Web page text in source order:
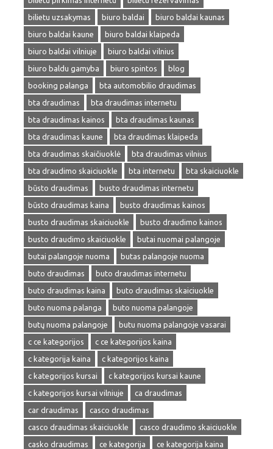
bilietu uzsakymas
biuro baldai
biuro baldai kaunas
biuro baldai kaune
biuro baldai klaipeda
biuro baldai vilniuje
biuro baldai vilnius
biuro baldu gamyba
biuro spintos
blog
booking palanga
bta automobilio draudimas
bta draudimas
bta draudimas internetu
bta draudimas kainos
bta draudimas kaunas
bta draudimas kaune
bta draudimas klaipeda
bta draudimas skaičiuoklė
bta draudimas vilnius
bta draudimo skaiciuokle
bta internetu
bta skaiciuokle
būsto draudimas
busto draudimas internetu
būsto draudimas kaina
busto draudimas kainos
busto draudimas skaiciuokle
busto draudimo kainos
busto draudimo skaiciuokle
butai nuomai palangoje
butai palangoje nuoma
butas palangoje nuoma
buto draudimas
buto draudimas internetu
buto draudimas kaina
buto draudimas skaiciuokle
buto nuoma palanga
buto nuoma palangoje
butų nuoma palangoje
butu nuoma palangoje vasarai
c ce kategorijos
c ce kategorijos kaina
c kategorija kaina
c kategorijos kaina
c kategorijos kursai
c kategorijos kursai kaune
c kategorijos kursai vilniuje
ca draudimas
car draudimas
casco draudimas
casco draudimas skaiciuokle
casco draudimo skaiciuokle
casko draudimas
ce kategorija
ce kategorija kaina